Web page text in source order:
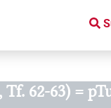
62-63) =